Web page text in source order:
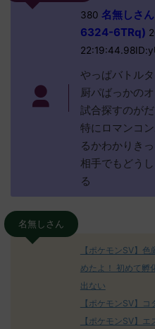
380 名無しさ
6324-6TRq)
やっぱバトル
厨パばっかの
試合探すのが
特にロマンコ
るかわかりき
相手でもどう
る
名無しさん
【ポケモンSV】
めたよ！ 初めて孵
出ない
【ポケモンSV】
【ポケモンSV】